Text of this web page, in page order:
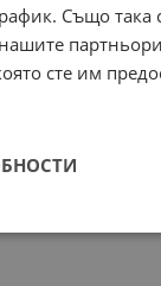
Също така
сте им